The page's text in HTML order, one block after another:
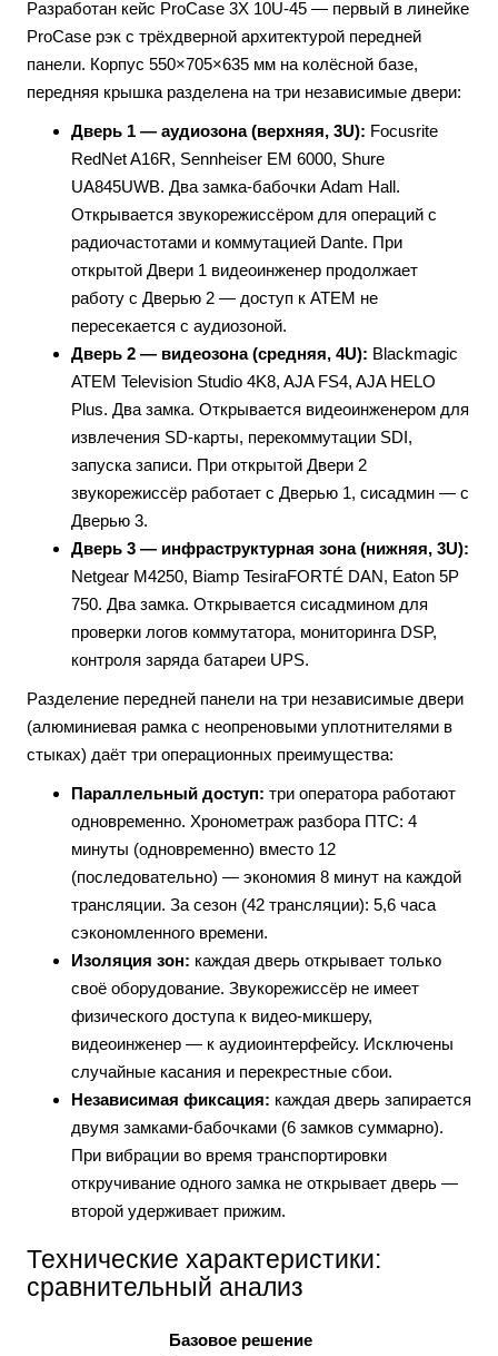
Разработан кейс ProCase 3X 10U-45 — первый в линейке
ProCase рэк с трёхдверной архитектурой передней
панели. Корпус 550×705×635 мм на колёсной базе,
передняя крышка разделена на три независимые двери:
Дверь 1 — аудиозона (верхняя, 3U): Focusrite
RedNet A16R, Sennheiser EM 6000, Shure
UA845UWB. Два замка-бабочки Adam Hall.
Открывается звукорежиссёром для операций с
радиочастотами и коммутацией Dante. При
открытой Двери 1 видеоинженер продолжает
работу с Дверью 2 — доступ к ATEM не
пересекается с аудиозоной.
Дверь 2 — видеозона (средняя, 4U): Blackmagic
ATEM Television Studio 4K8, AJA FS4, AJA HELO
Plus. Два замка. Открывается видеоинженером для
извлечения SD-карты, перекоммутации SDI,
запуска записи. При открытой Двери 2
звукорежиссёр работает с Дверью 1, сисадмин — с
Дверью 3.
Дверь 3 — инфраструктурная зона (нижняя, 3U):
Netgear M4250, Biamp TesiraFORTÉ DAN, Eaton 5P
750. Два замка. Открывается сисадмином для
проверки логов коммутатора, мониторинга DSP,
контроля заряда батареи UPS.
Разделение передней панели на три независимые двери
(алюминиевая рамка с неопреновыми уплотнителями в
стыках) даёт три операционных преимущества:
Параллельный доступ: три оператора работают
одновременно. Хронометраж разбора ПТС: 4
минуты (одновременно) вместо 12
(последовательно) — экономия 8 минут на каждой
трансляции. За сезон (42 трансляции): 5,6 часа
сэкономленного времени.
Изоляция зон: каждая дверь открывает только
своё оборудование. Звукорежиссёр не имеет
физического доступа к видео-микшеру,
видеоинженер — к аудиоинтерфейсу. Исключены
случайные касания и перекрестные сбои.
Независимая фиксация: каждая дверь запирается
двумя замками-бабочками (6 замков суммарно).
При вибрации во время транспортировки
откручивание одного замка не открывает дверь —
второй удерживает прижим.
Технические характеристики:
сравнительный анализ
Базовое решение